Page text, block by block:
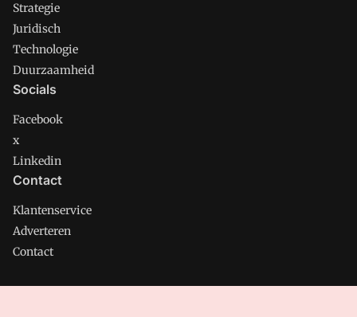
Strategie
Juridisch
Technologie
Duurzaamheid
Socials
Facebook
x
Linkedin
Contact
Klantenservice
Adverteren
Contact